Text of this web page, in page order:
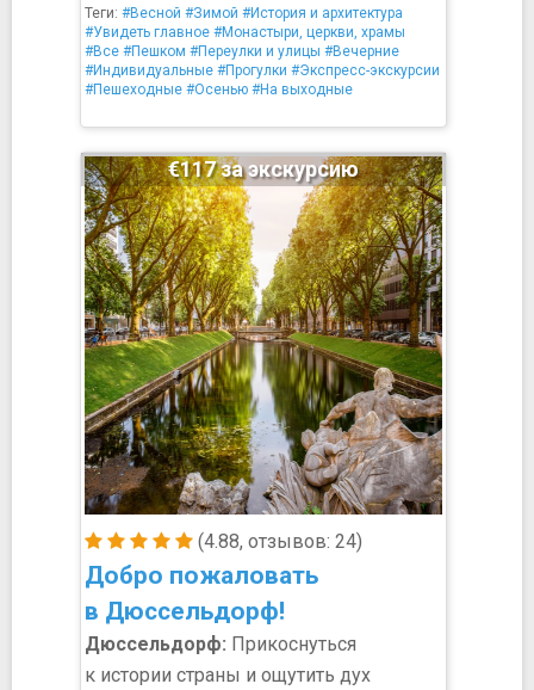
Теги: #Весной #Зимой #История и архитектура
#Увидеть главное #Монастыри, церкви, храмы
#Все #Пешком #Переулки и улицы #Вечерние
#Индивидуальные #Прогулки #Экспресс-экскурсии
#Пешеходные #Осенью #На выходные
(4.88, отзывов: 24)
Добро пожаловать
в Дюссельдорф!
€117 за экскурсию
Дюссельдорф: Прикоснуться
к истории страны и ощутить дух